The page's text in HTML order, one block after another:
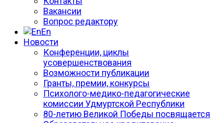
Вакансии
Вопрос редактору
En
Новости
Конференции, циклы
усовершенствования
Возможности публикации
Гранты, премии, конкурсы
Психолого-медико-педагогические
комиссии Удмуртской Республики
80-летию Великой Победы посвящается